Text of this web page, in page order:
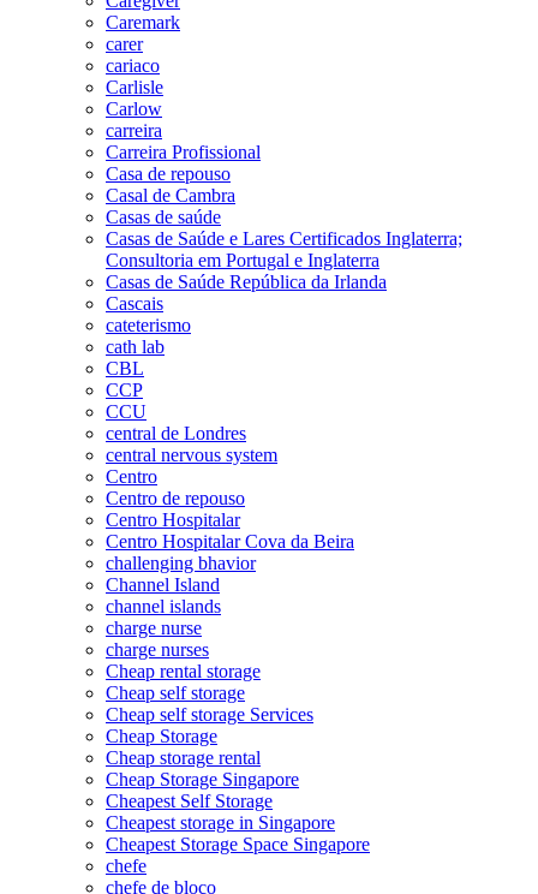
Caremark
carer
cariaco
Carlisle
Carlow
carreira
Carreira Profissional
Casa de repouso
Casal de Cambra
Casas de saúde
Casas de Saúde e Lares Certificados Inglaterra;
Consultoria em Portugal e Inglaterra
Casas de Saúde República da Irlanda
Cascais
cateterismo
cath lab
CBL
CCP
CCU
central de Londres
central nervous system
Centro
Centro de repouso
Centro Hospitalar
Centro Hospitalar Cova da Beira
challenging bhavior
Channel Island
channel islands
charge nurse
charge nurses
Cheap rental storage
Cheap self storage
Cheap self storage Services
Cheap Storage
Cheap storage rental
Cheap Storage Singapore
Cheapest Self Storage
Cheapest storage in Singapore
Cheapest Storage Space Singapore
chefe
chefe de bloco